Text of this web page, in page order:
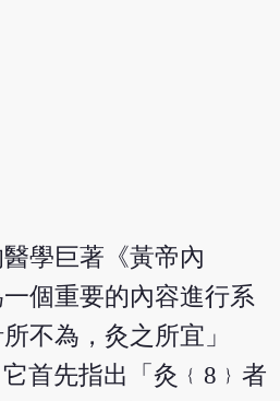
學巨著《黃帝內
個重要的內容進行系
不為，灸之所宜」
首先指出「灸﹛8﹜者